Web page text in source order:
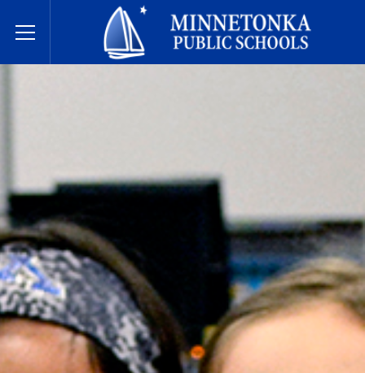
Toggle Menu
明尼通卡公立学校